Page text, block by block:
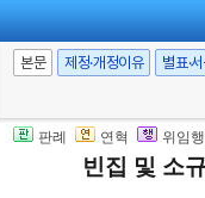
타법개정]
본문 제정·개정이유 별표·
판례 연혁 위임
빈집 및 소
여 보유하
3. 삭제
4.
「주택법
5. 별장 등 일